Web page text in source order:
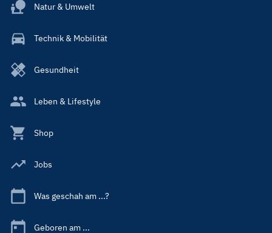
Natur & Umwelt
Technik & Mobilität
Gesundheit
Leben & Lifestyle
Shop
Jobs
Was geschah am ...?
Geboren am ...